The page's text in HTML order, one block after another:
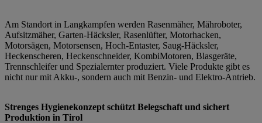
Am Standort in Langkampfen werden Rasenmäher, Mähroboter,
Aufsitzmäher, Garten-Häcksler, Rasenlüfter, Motorhacken,
Motorsägen, Motorsensen, Hoch-Entaster, Saug-Häcksler,
Heckenscheren, Heckenschneider, KombiMotoren, Blasgeräte,
Trennschleifer und Spezialernter produziert. Viele Produkte gibt es
nicht nur mit Akku-, sondern auch mit Benzin- und Elektro-Antrieb.
Strenges Hygienekonzept schützt Belegschaft und sichert
Produktion in Tirol